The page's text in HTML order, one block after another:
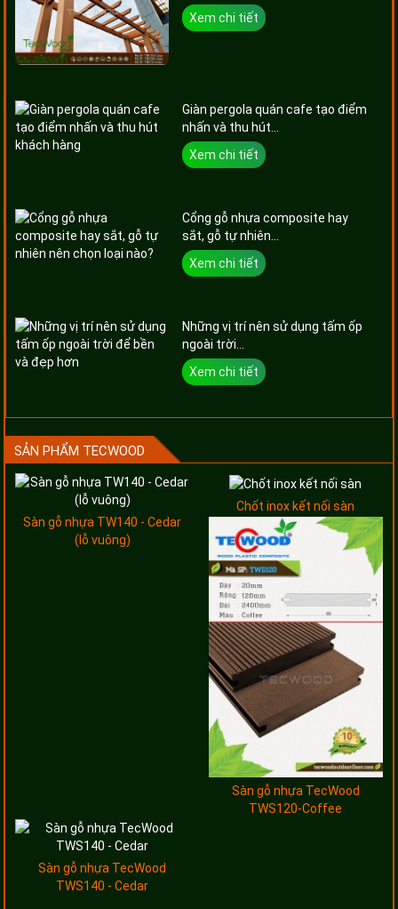
Xem chi tiết
Giàn pergola quán cafe tạo điểm
nhấn và thu hút...
Xem chi tiết
Cổng gỗ nhựa composite hay
sắt, gỗ tự nhiên...
Xem chi tiết
Những vị trí nên sử dụng tấm ốp
ngoài trời...
Xem chi tiết
SẢN PHẨM TECWOOD
Sàn gỗ nhựa TW140 - Cedar
(lỗ vuông)
Chốt inox kết nối sàn
Sàn gỗ nhựa TecWood
TWS120-Coffee
Sàn gỗ nhựa TecWood
TWS140 - Cedar